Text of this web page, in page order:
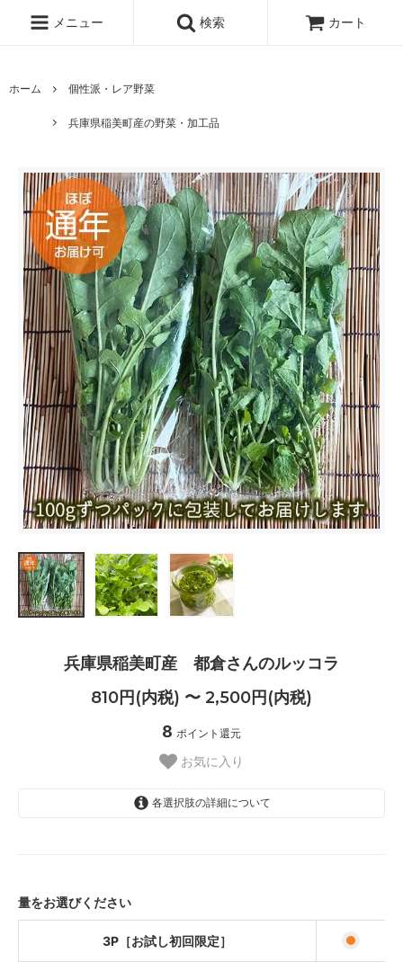
メニュー 検索 カート
ホーム 個性派・レア野菜
兵庫県稲美町産の野菜・加工品
兵庫県稲美町産 都倉さんのルッコラ
810円(内税) 〜 2,500円(内税)
8 ポイント還元
お気に入り
各選択肢の詳細について
量をお選びください
3P［お試し初回限定］